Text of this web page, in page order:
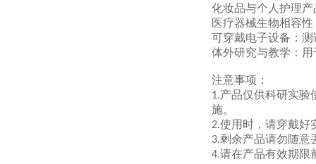
化妆品与个人护理
医疗器械生物相容
可穿戴电子设备：
体外研究与教学：
注意事项：
1.产品仅供科研实验
施。
2.使用时，请穿戴好
3.剩余产品请勿随意
4.请在产品有效期限